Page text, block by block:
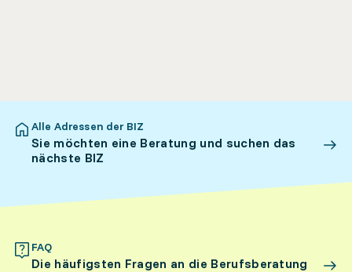
Alle Adressen der BIZ
Sie möchten eine Beratung und suchen das
nächste BIZ
FAQ
Die häufigsten Fragen an die Berufsberatung